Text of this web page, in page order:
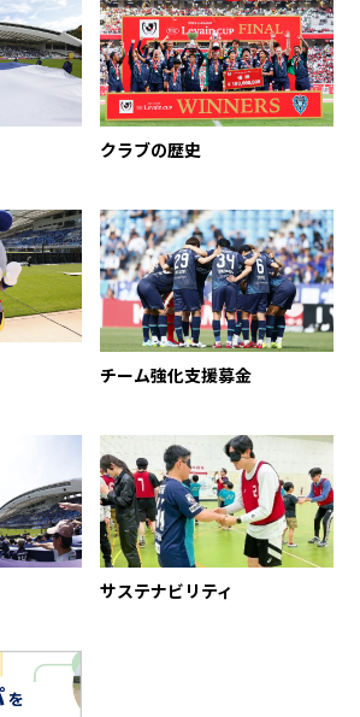
クラブの歴史
チーム強化支援募金
サステナビリティ